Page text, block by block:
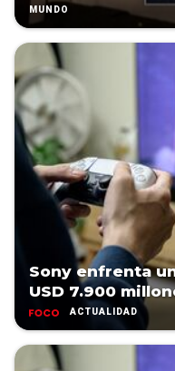
MUNDO
Sony enfrenta
USD 7.900
ACTUALIDAD